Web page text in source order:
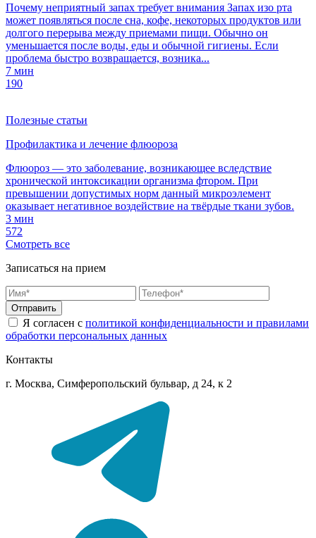
Почему неприятный запах требует внимания Запах изо рта
может появляться после сна, кофе, некоторых продуктов или
долгого перерыва между приемами пищи. Обычно он
уменьшается после воды, еды и обычной гигиены. Если
проблема быстро возвращается, возника...
7 мин
190
Полезные статьи
Профилактика и лечение флюороза
Флюороз — это заболевание, возникающее вследствие
хронической интоксикации организма фтором. При
превышении допустимых норм данный микроэлемент
оказывает негативное воздействие на твёрдые ткани зубов.
3 мин
572
Смотреть все
Записаться на прием
Отправить
Я согласен с политикой конфиденциальности и правилами
обработки персональных данных
Контакты
г. Москва, Симферопольский бульвар, д 24, к 2